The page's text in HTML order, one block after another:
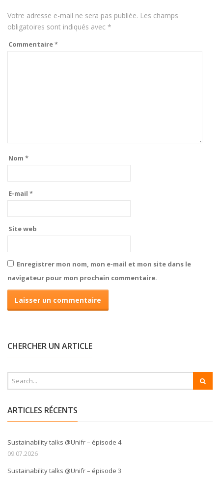
Votre adresse e-mail ne sera pas publiée. Les champs
obligatoires sont indiqués avec *
Commentaire*
Nom *
E-mail *
Site web
Enregistrer mon nom, mon e-mail et mon site dans le
navigateur pour mon prochain commentaire.
CHERCHER UN ARTICLE
ARTICLES RÉCENTS
Sustainability talks @Unifr – épisode 4
09.07.2026
Sustainability talks @Unifr – épisode 3